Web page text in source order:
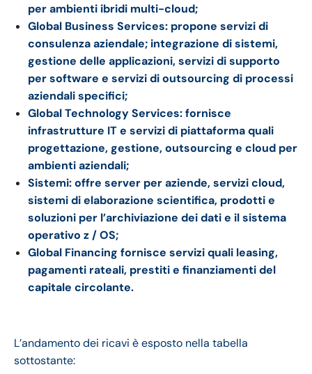
per ambienti ibridi multi-cloud;
Global Business Services: propone servizi di
consulenza aziendale; integrazione di sistemi,
gestione delle applicazioni, servizi di supporto
per software e servizi di outsourcing di processi
aziendali specifici;
Global Technology Services: fornisce
infrastrutture IT e servizi di piattaforma quali
progettazione, gestione, outsourcing e cloud per
ambienti aziendali;
Sistemi: offre server per aziende, servizi cloud,
sistemi di elaborazione scientifica, prodotti e
soluzioni per l’archiviazione dei dati e il sistema
operativo z / OS;
Global Financing fornisce servizi quali leasing,
pagamenti rateali, prestiti e finanziamenti del
capitale circolante.
L’andamento dei ricavi è esposto nella tabella
sottostante: